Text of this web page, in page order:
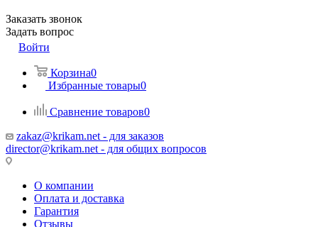
Заказать звонок
Задать вопрос
Войти
Корзина0
Избранные товары0
Сравнение товаров0
zakaz@krikam.net - для заказов
director@krikam.net - для общих вопросов
О компании
Оплата и доставка
Гарантия
Отзывы